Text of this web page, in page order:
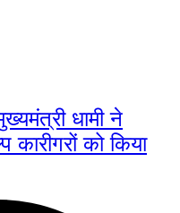
धामी ने
को किया